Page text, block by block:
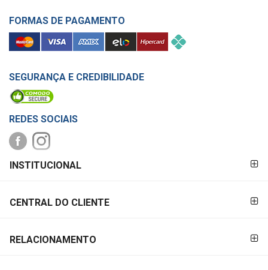
FORMAS DE PAGAMENTO
SEGURANÇA E CREDIBILIDADE
REDES SOCIAIS
PAGAMENTO
INSTITUCIONAL
CENTRAL DO CLIENTE
RELACIONAMENTO